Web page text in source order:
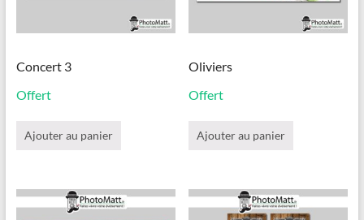
du
produit
du
produit
Concert 3
Offert
Ajouter au panier
Oliviers
Offert
Ajouter au panier